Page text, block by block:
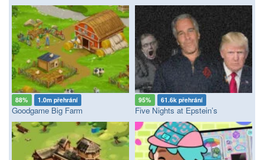
88% 1.0m přehrání
Goodgame Big Farm
95% 61.6k přehrání
Five Nights at Epstein’s